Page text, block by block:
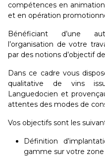
compétences en
et en opération
Bénéficiant d’une
l’organisation de votre
par des notions d’objectif
Dans ce cadre vous
qualitative de vins
Languedocien et
attentes des modes de
Vos objectifs sont les
Définition
gamme sur votre